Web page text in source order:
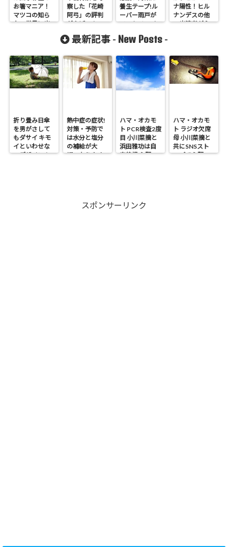
お箸マニア！
マツコの知ら
ない世界に出
察した「花崎
阿弓」の評判
がやばい！
養生テープ!ル
ーバー雨戸が
ベストチョイ
ナ陽性！ヒル
ナンデスの他
の出演者が心
最新記事 - New Posts -
折り畳み日傘
を男がさして
もダサイ キモ
イといわせな
いデザイン！
熱中症の症状!
対策・予防で
は水分と塩分
の補給が大
切・なりやす
ハマ・オカモ
ト PCR検査2度
目 小川菜摘と
浜田雅功は自
宅待機 心配の
ハマ・オカモ
ト ラジオ欠席
母 小川菜摘と
共にSNSスト
ップで心配の
スポンサーリンク